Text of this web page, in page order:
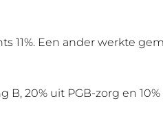
11%. Een ander werkte
20% uit PGB-zorg en